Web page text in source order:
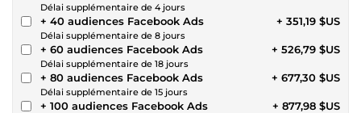
Délai supplémentaire de 4 jours
+ 40 audiences Facebook Ads
Délai supplémentaire de 8 jours
+ 351,19 $US
+ 60 audiences Facebook Ads
Délai supplémentaire de 18 jours
+ 526,79 $US
+ 80 audiences Facebook Ads
Délai supplémentaire de 15 jours
+ 677,30 $US
+ 100 audiences Facebook Ads + 877,98 $US